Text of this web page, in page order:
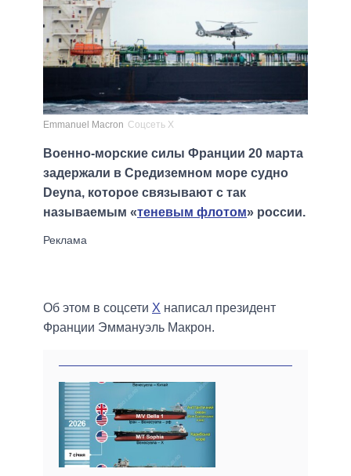
Emmanuel Macron Соцсеть X
Военно-морские силы Франции 20 марта
задержали в Средиземном море судно
Deyna, которое связывают с так
называемым «теневым флотом» россии.
Об этом в соцсети Х написал президент
Франции Эммануэль Макрон.